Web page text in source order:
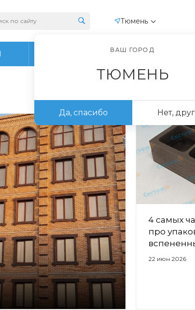
Тюмень
ПРОИЗВОДСТВО
4 самых
про
22 июн 2026
ВАШ ГОРОД
ТЮМЕНЬ
Да, спасибо Нет,